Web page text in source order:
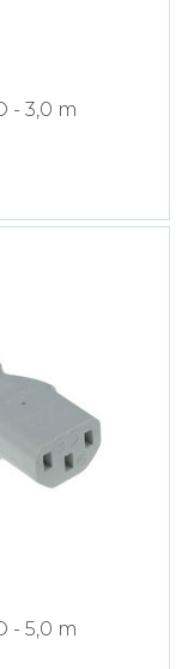
- 3,0 m
- 5,0 m